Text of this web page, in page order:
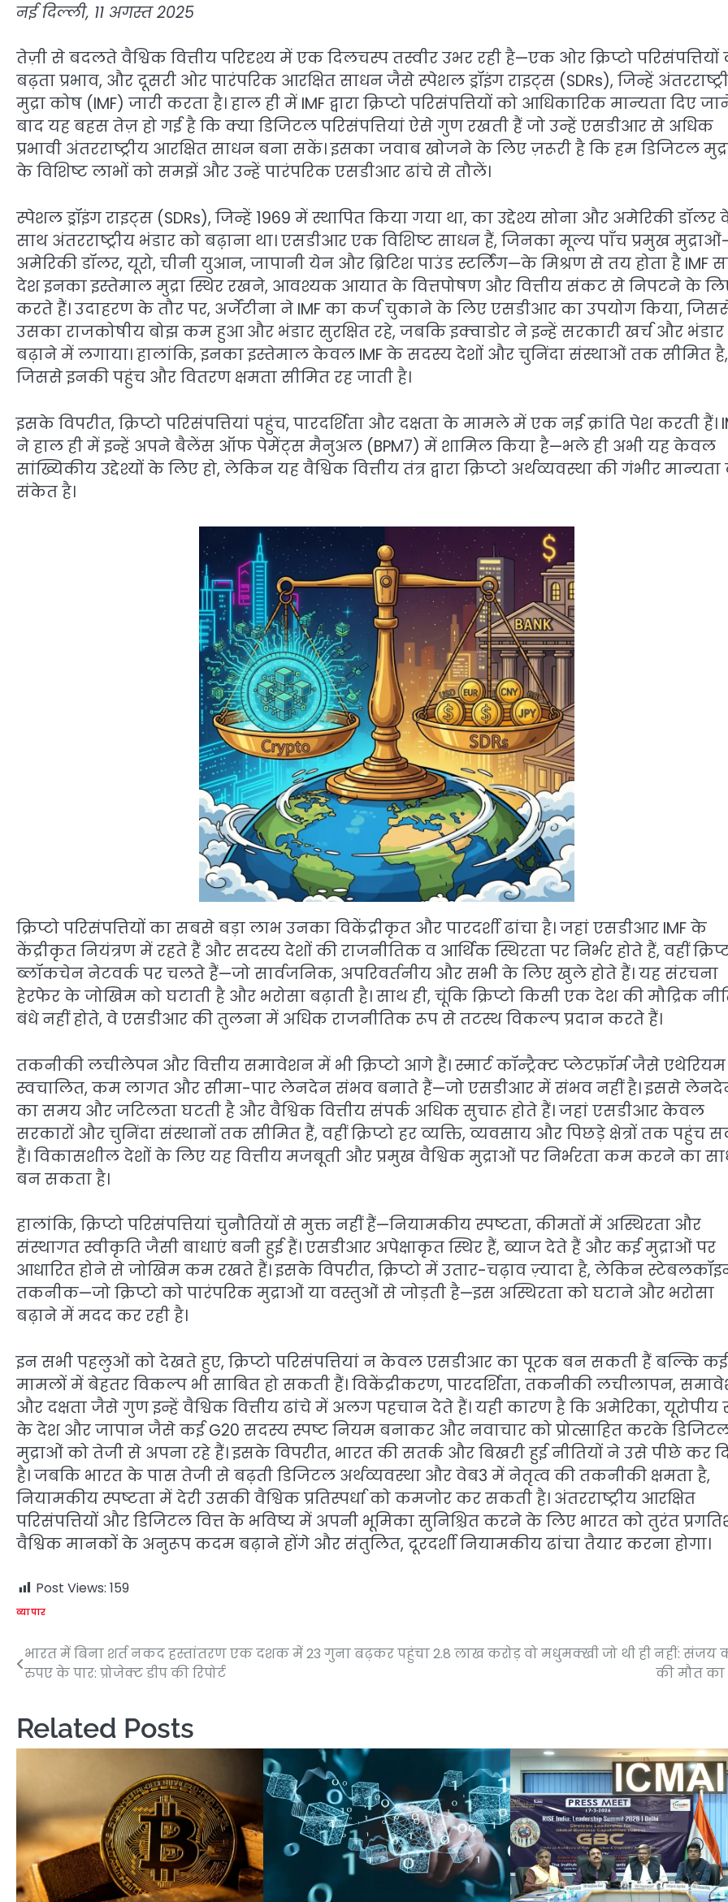
नई दिल्ली, 11 अगस्त 2025
तेज़ी से बदलते वैश्विक वित्तीय परिदृश्य में एक दिलचस्प तस्वीर उभर रही है—एक ओर क्रिप्टो परिसंपत्तियों
बढ़ता प्रभाव, और दूसरी ओर पारंपरिक आरक्षित साधन जैसे स्पेशल ड्रॉइंग राइट्स (SDRs), जिन्हें
मुद्रा कोष (IMF) जारी करता है। हाल ही में IMF द्वारा क्रिप्टो परिसंपत्तियों को आधिकारिक मान्यता दिए
बाद यह बहस तेज़ हो गई है कि क्या डिजिटल परिसंपत्तियां ऐसे गुण रखती हैं जो उन्हें एसडीआर से अधिक
प्रभावी अंतरराष्ट्रीय आरक्षित साधन बना सकें। इसका जवाब खोजने के लिए ज़रूरी है कि हम डिजिटल
के विशिष्ट लाभों को समझें और उन्हें पारंपरिक एसडीआर ढांचे से तौलें।
स्पेशल ड्रॉइंग राइट्स (SDRs), जिन्हें 1969 में स्थापित किया गया था, का उद्देश्य सोना और अमेरिकी डॉलर
साथ अंतरराष्ट्रीय भंडार को बढ़ाना था। एसडीआर एक विशिष्ट साधन हैं, जिनका मूल्य पाँच प्रमुख
अमेरिकी डॉलर, यूरो, चीनी युआन, जापानी येन और ब्रिटिश पाउंड स्टर्लिंग—के मिश्रण से तय होता है IMF
देश इनका इस्तेमाल मुद्रा स्थिर रखने, आवश्यक आयात के वित्तपोषण और वित्तीय संकट से निपटने के
करते हैं। उदाहरण के तौर पर, अर्जेंटीना ने IMF का कर्ज चुकाने के लिए एसडीआर का उपयोग किया,
उसका राजकोषीय बोझ कम हुआ और भंडार सुरक्षित रहे, जबकि इक्वाडोर ने इन्हें सरकारी खर्च और भंडार
बढ़ाने में लगाया। हालांकि, इनका इस्तेमाल केवल IMF के सदस्य देशों और चुनिंदा संस्थाओं तक सीमित है,
जिससे इनकी पहुंच और वितरण क्षमता सीमित रह जाती है।
इसके विपरीत, क्रिप्टो परिसंपत्तियां पहुंच, पारदर्शिता और दक्षता के मामले में एक नई क्रांति पेश करती हैं।
ने हाल ही में इन्हें अपने बैलेंस ऑफ पेमेंट्स मैनुअल (BPM7) में शामिल किया है—भले ही अभी यह केवल
सांख्यिकीय उद्देश्यों के लिए हो, लेकिन यह वैश्विक वित्तीय तंत्र द्वारा क्रिप्टो अर्थव्यवस्था की गंभीर
संकेत है।
क्रिप्टो परिसंपत्तियों का सबसे बड़ा लाभ उनका विकेंद्रीकृत और पारदर्शी ढांचा है। जहां एसडीआर IMF के
केंद्रीकृत नियंत्रण में रहते हैं और सदस्य देशों की राजनीतिक व आर्थिक स्थिरता पर निर्भर होते हैं, वहीं
ब्लॉकचेन नेटवर्क पर चलते हैं—जो सार्वजनिक, अपरिवर्तनीय और सभी के लिए खुले होते हैं। यह संरचना
हेरफेर के जोखिम को घटाती है और भरोसा बढ़ाती है। साथ ही, चूंकि क्रिप्टो किसी एक देश की मौद्रिक
बंधे नहीं होते, वे एसडीआर की तुलना में अधिक राजनीतिक रूप से तटस्थ विकल्प प्रदान करते हैं।
तकनीकी लचीलेपन और वित्तीय समावेशन में भी क्रिप्टो आगे हैं। स्मार्ट कॉन्ट्रैक्ट प्लेटफ़ॉर्म जैसे एथेरियम
स्वचालित, कम लागत और सीमा-पार लेनदेन संभव बनाते हैं—जो एसडीआर में संभव नहीं है। इससे
का समय और जटिलता घटती है और वैश्विक वित्तीय संपर्क अधिक सुचारू होते हैं। जहां एसडीआर केवल
सरकारों और चुनिंदा संस्थानों तक सीमित हैं, वहीं क्रिप्टो हर व्यक्ति, व्यवसाय और पिछड़े क्षेत्रों तक पहुंच
हैं। विकासशील देशों के लिए यह वित्तीय मजबूती और प्रमुख वैश्विक मुद्राओं पर निर्भरता कम करने का
बन सकता है।
हालांकि, क्रिप्टो परिसंपत्तियां चुनौतियों से मुक्त नहीं हैं—नियामकीय स्पष्टता, कीमतों में अस्थिरता और
संस्थागत स्वीकृति जैसी बाधाएं बनी हुई हैं। एसडीआर अपेक्षाकृत स्थिर हैं, ब्याज देते हैं और कई मुद्राओं पर
आधारित होने से जोखिम कम रखते हैं। इसके विपरीत, क्रिप्टो में उतार-चढ़ाव ज़्यादा है, लेकिन
तकनीक—जो क्रिप्टो को पारंपरिक मुद्राओं या वस्तुओं से जोड़ती है—इस अस्थिरता को घटाने और भरोसा
बढ़ाने में मदद कर रही है।
इन सभी पहलुओं को देखते हुए, क्रिप्टो परिसंपत्तियां न केवल एसडीआर का पूरक बन सकती हैं बल्कि कई
मामलों में बेहतर विकल्प भी साबित हो सकती हैं। विकेंद्रीकरण, पारदर्शिता, तकनीकी लचीलापन,
और दक्षता जैसे गुण इन्हें वैश्विक वित्तीय ढांचे में अलग पहचान देते हैं। यही कारण है कि अमेरिका,
के देश और जापान जैसे कई G20 सदस्य स्पष्ट नियम बनाकर और नवाचार को प्रोत्साहित करके
मुद्राओं को तेजी से अपना रहे हैं। इसके विपरीत, भारत की सतर्क और बिखरी हुई नीतियों ने उसे पीछे कर
है। जबकि भारत के पास तेजी से बढ़ती डिजिटल अर्थव्यवस्था और वेब3 में नेतृत्व की तकनीकी क्षमता है,
नियामकीय स्पष्टता में देरी उसकी वैश्विक प्रतिस्पर्धा को कमजोर कर सकती है। अंतरराष्ट्रीय आरक्षित
परिसंपत्तियों और डिजिटल वित्त के भविष्य में अपनी भूमिका सुनिश्चित करने के लिए भारत को तुरंत
वैश्विक मानकों के अनुरूप कदम बढ़ाने होंगे और संतुलित, दूरदर्शी नियामकीय ढांचा तैयार करना होगा।
Post Views: 159
व्यापार
Post
भारत में बिना शर्त नकद हस्तांतरण एक दशक में 23 गुना बढ़कर पहुंचा 2.8 लाख करोड़
रुपए के पार: प्रोजेक्ट डीप की रिपोर्ट
वो मधुमक्खी जो थी ही नहीं: संजय
की मौत
Related Posts